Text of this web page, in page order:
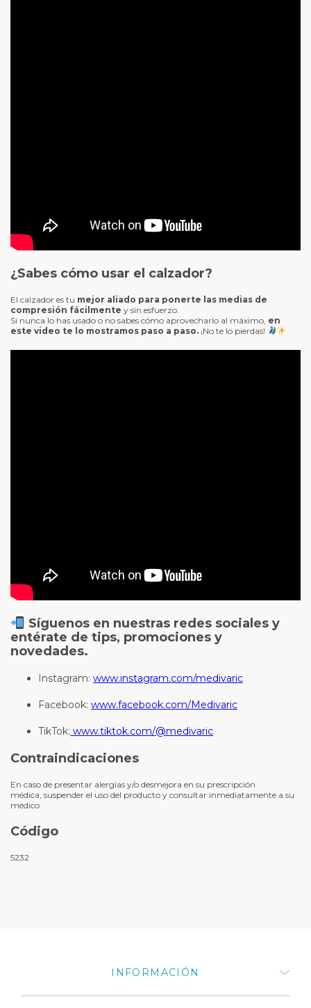
¿Sabes cómo usar el calzador?
El calzador es tu mejor aliado para ponerte las medias de
compresión fácilmente y sin esfuerzo.
Si nunca lo has usado o no sabes cómo aprovecharlo al máximo, en
este video te lo mostramos paso a paso. ¡No te lo pierdas!
Síguenos en nuestras redes sociales y
entérate de tips, promociones y
novedades.
Instagram: www.instagram.com/medivaric
Facebook: www.facebook.com/Medivaric
TikTok: www.tiktok.com/@medivaric
Contraindicaciones
En caso de presentar alergias y/o desmejora en su prescripción
médica, suspender el uso del producto y consultar inmediatamente a su
médico.
Código
5232
INFORMACIÓN